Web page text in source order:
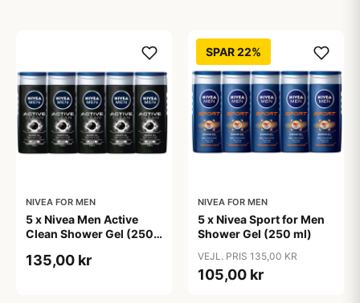
NIVEA FOR MEN
5 x Nivea Men Active
Clean Shower Gel (250
135,00 kr
SPAR 22%
NIVEA FOR MEN
5 x Nivea Sport for Men
Shower Gel (250 ml)
VEJL. PRIS 135,00 KR
105,00 kr